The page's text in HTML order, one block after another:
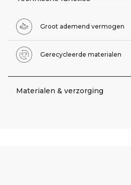
Groot ademend vermogen
Gerecycleerde materialen
Materialen & verzorging